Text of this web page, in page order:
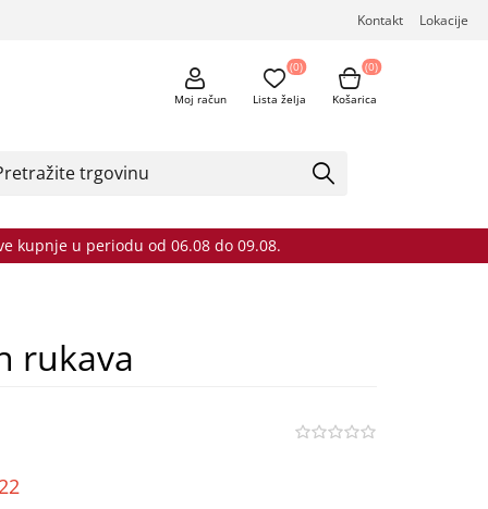
Kontakt Lokacije
Moj račun Lista želja
(0)
Košarica
(0)
kupnje u periodu od 06.08 do 09.08.
rukava